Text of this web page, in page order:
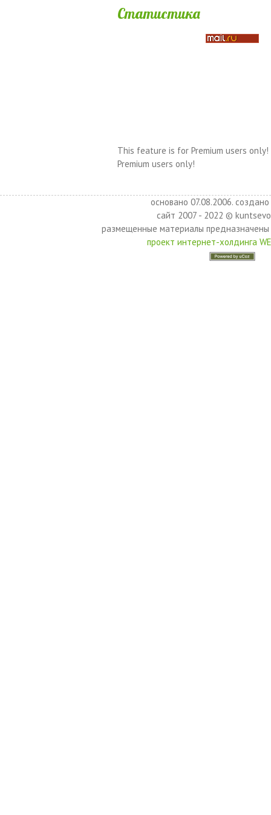
Статистика
This feature is for Premium users only!
Premium users only!
основано 07.08.2006.
сайт 2007 - 2022 ©
размещенные материалы
проект интернет-холдинга